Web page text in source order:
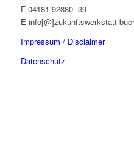
F 04181 92880- 39
E info[@]zukunftswerkstatt-
Impressum / Disclaimer
Datenschutz